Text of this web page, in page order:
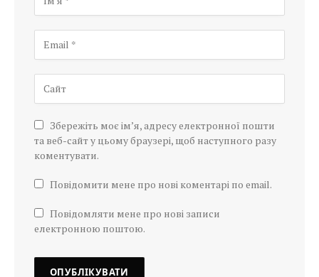
Збережіть моє ім’я, адресу електронної пошти
та веб-сайт у цьому браузері, щоб наступного разу
коментувати.
Повідомити мене про нові коментарі по email.
Повідомляти мене про нові записи
електронною поштою.